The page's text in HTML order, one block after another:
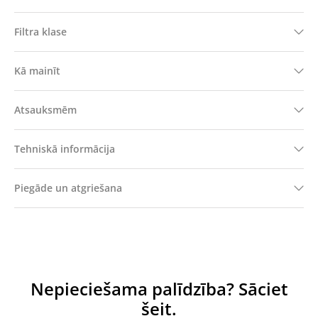
Filtra klase
Kā mainīt
Atsauksmēm
Tehniskā informācija
Piegāde un atgriešana
Nepieciešama palīdzība? Sāciet
šeit.